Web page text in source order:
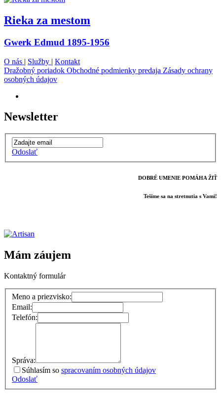
Rieka za mestom
Gwerk Edmud 1895-1956
O nás | Služby | Kontakt
Dražobný poriadok Obchodné podmienky predaja Zásady ochrany
osobných údajov
Newsletter
Odoslať
DOBRÉ UMENIE POMÁHA ŽIŤ
Tešíme sa na stretnutia s Vami!
Mám záujem
Kontaktný formulár
Meno a priezvisko:
Email:
Telefón:
Správa:
Súhlasím so spracovaním osobných údajov
Odoslať